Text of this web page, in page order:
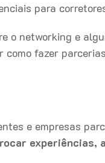
para
o networking e
fazer
e empresas
experiências,